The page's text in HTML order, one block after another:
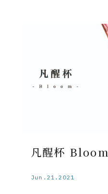
凡醒杯 Bloom
Jun.21.2021